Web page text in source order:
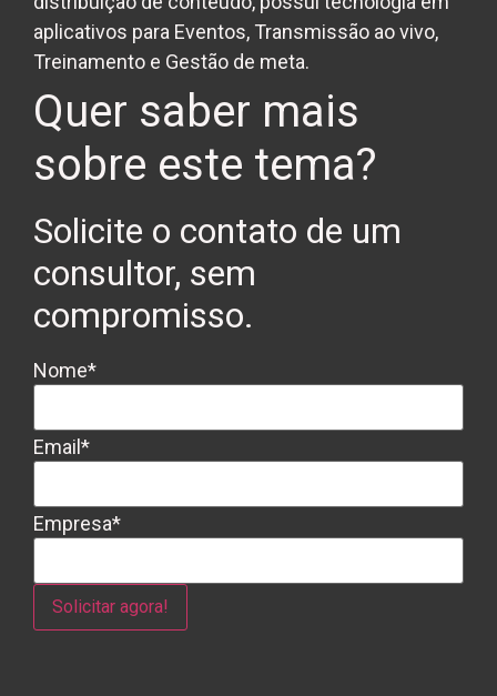
aplicativos para Eventos, Transmissão ao vivo,
Treinamento e Gestão de meta.
Quer saber mais
sobre este tema?
Solicite o contato de um
consultor, sem
compromisso.
Nome*
Email*
Empresa*